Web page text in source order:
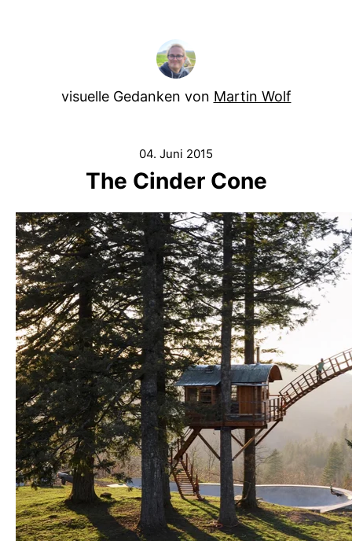
visuelle Gedanken von Martin Wolf
04. Juni 2015
The Cinder Cone